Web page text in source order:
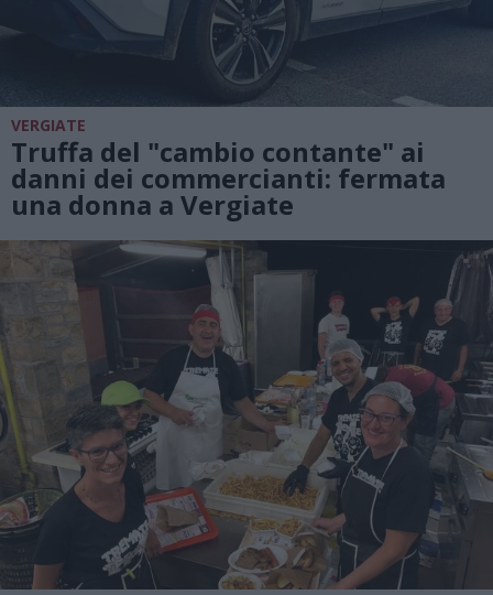
VERGIATE
Truffa del "cambio contante" ai
danni dei commercianti: fermata
una donna a Vergiate